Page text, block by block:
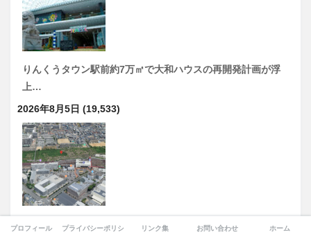
りんくうタウン駅前約7万㎡で大和ハウスの再開発計画が浮
上…
2026年8月5日 (19,533)
「八尾空港西側跡地まちづくり基本構想策定支援業務」駅前
プロフィール プライバシーポリシー リンク集 お問い合わせ ホーム